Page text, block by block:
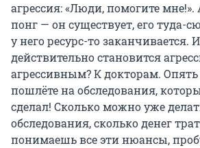
агрессия: «Люди, помогите
понг — он существует, его туда-
у него ресурс-то заканчивается.
действительно становится
агрессивным? К докторам.
пошлёте на обследования,
сделал! Сколько можно уже
обследования, сколько денег
понимаешь все эти нюансы,